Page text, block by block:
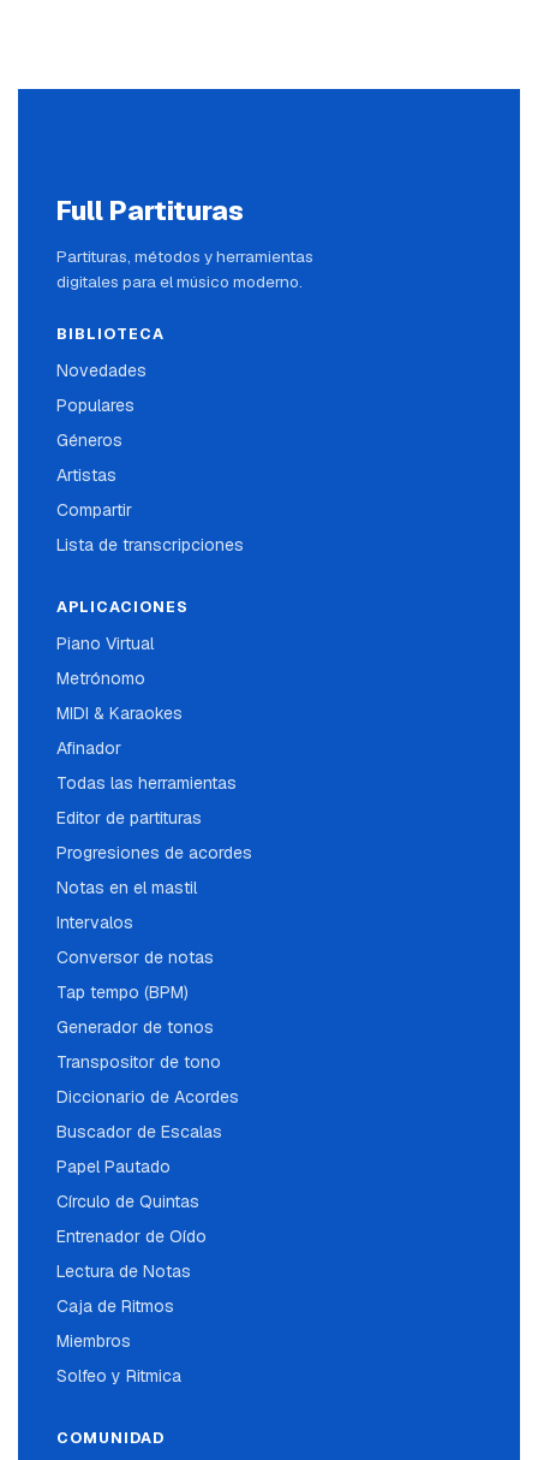
Full Partituras
Partituras, métodos y herramientas
digitales para el músico moderno.
BIBLIOTECA
Novedades
Populares
Géneros
Artistas
Compartir
Lista de transcripciones
APLICACIONES
Piano Virtual
Metrónomo
MIDI & Karaokes
Afinador
Todas las herramientas
Editor de partituras
Progresiones de acordes
Notas en el mastil
Intervalos
Conversor de notas
Tap tempo (BPM)
Generador de tonos
Transpositor de tono
Diccionario de Acordes
Buscador de Escalas
Papel Pautado
Círculo de Quintas
Entrenador de Oído
Lectura de Notas
Caja de Ritmos
Miembros
Solfeo y Ritmica
COMUNIDAD